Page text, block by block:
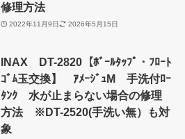
修理方法
2022年11月9日 2026年5月15日
INAX DT-2820【ﾎﾞｰﾙﾀｯﾌﾟ・ﾌﾛｰﾄ
ｺﾞﾑ玉交換】 ｱﾒｰｼﾞｭM 手洗付ﾛｰ
ﾀﾝｸ 水が止まらない場合の修理
方法 ※DT-2520(手洗い無）も対
象